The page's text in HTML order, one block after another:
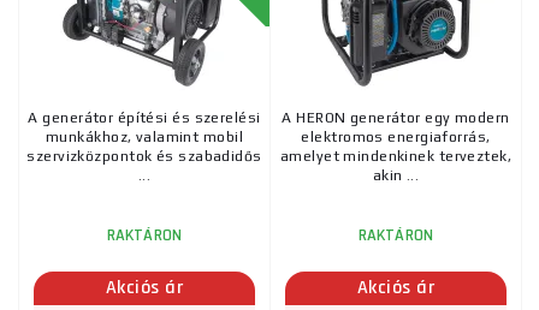
A generátor építési és szerelési
munkákhoz, valamint mobil
szervizközpontok és szabadidős
...
RAKTÁRON
Akciós ár
A HERON generátor egy modern
elektromos energiaforrás,
amelyet mindenkinek terveztek,
akin ...
RAKTÁRON
Akciós ár